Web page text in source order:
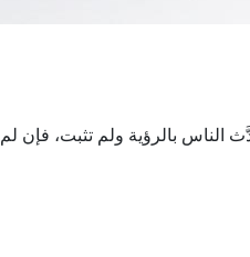
الناس بالرؤية ولم تثبت، فإن لم